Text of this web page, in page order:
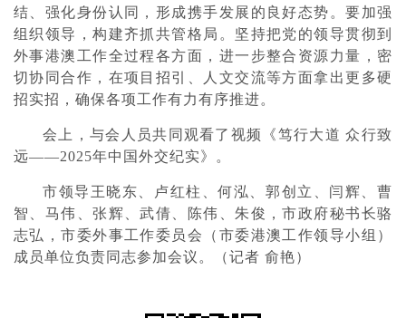
结、强化身份认同，形成携手发展的良好态势。要加强
组织领导，构建齐抓共管格局。坚持把党的领导贯彻到
外事港澳工作全过程各方面，进一步整合资源力量，密
切协同合作，在项目招引、人文交流等方面拿出更多硬
招实招，确保各项工作有力有序推进。
会上，与会人员共同观看了视频《笃行大道 众行致
远——2025年中国外交纪实》。
市领导王晓东、卢红柱、何泓、郭创立、闫辉、曹
智、马伟、张辉、武倩、陈伟、朱俊，市政府秘书长骆
志弘，市委外事工作委员会（市委港澳工作领导小组）
成员单位负责同志参加会议。（记者 俞艳）